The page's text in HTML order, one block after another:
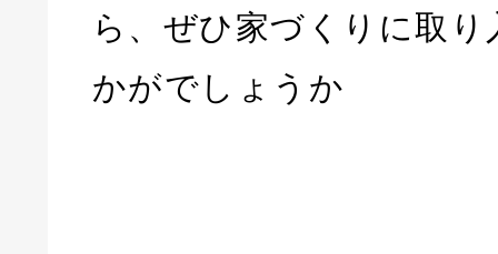
ら、ぜひ家づくりに取
かがでしょうか